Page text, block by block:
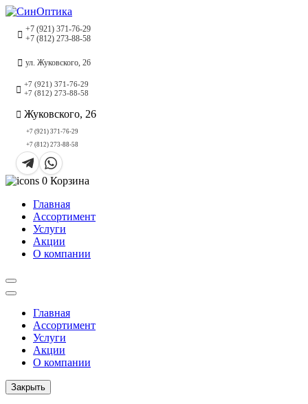
+7 (921) 371-76-29
+7 (812) 273-88-58
ул. Жуковского, 26
+7 (921) 371-76-29
+7 (812) 273-88-58
Жуковского, 26
+7 (921) 371-76-29
+7 (812) 273-88-58
0 Корзина
Главная
Ассортимент
Услуги
Акции
О компании
Главная
Ассортимент
Услуги
Акции
О компании
Закрыть